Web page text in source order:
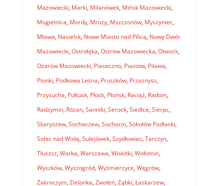
Mazowiecki, Marki, Milanówek, Mińsk Mazowiecki,
Mogielnica, Mordy, Mrozy, Mszczonów, Myszyniec,
Mława, Nasielsk, Nowe Miasto nad Pilicą, Nowy Dwór
Mazowiecki, Ostrołęka, Ostrów Mazowiecka, Otwock,
Ożarów Mazowiecki, Piaseczno, Piastów, Pilawa,
Pionki, Podkowa Leśna, Pruszków, Przasnysz,
Przysucha, Pułtusk, Płock, Płońsk, Raciąż, Radom,
Radzymin, Różan, Sanniki, Serock, Siedlce, Sierpc,
Skaryszew, Sochaczew, Sochocin, Sokołów Podlaski,
Solec nad Wisłą, Sulejówek, Szydłowiec, Tarczyn,
Tłuszcz, Warka, Warszawa, Wiskitki, Wołomin,
Wyszków, Wyszogród, Wyśmierzyce, Węgrów,
Zakroczym, Zielonka, Zwoleń, Ząbki, Łaskarzew,